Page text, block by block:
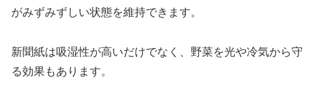
がみずみずしい状態を維持できます。
新聞紙は吸湿性が高いだけでなく、野菜を光や冷気から守
る効果もあります。